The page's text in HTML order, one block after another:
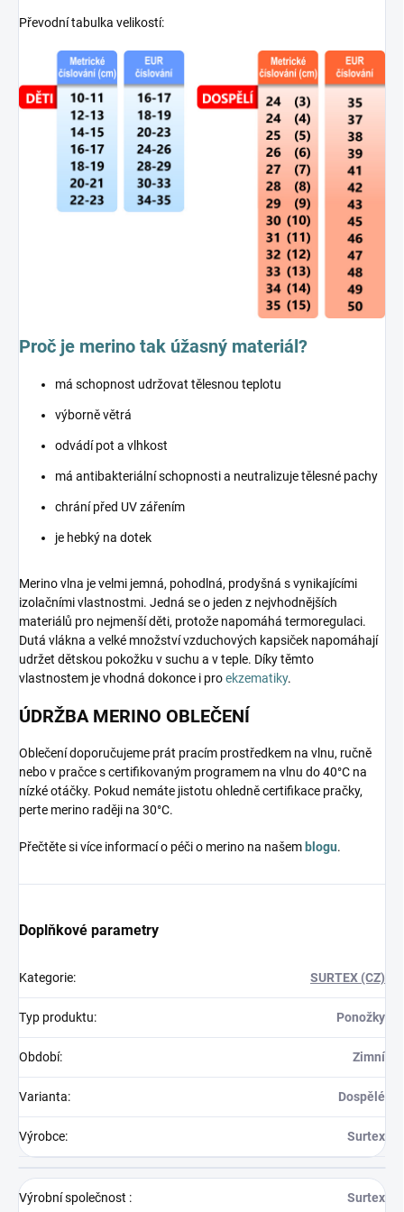
Převodní tabulka velikostí:
Proč je merino tak úžasný materiál?
má schopnost udržovat tělesnou teplotu
výborně větrá
odvádí pot a vlhkost
má antibakteriální schopnosti a neutralizuje tělesné pachy
chrání před UV zářením
je hebký na dotek
Merino vlna je velmi jemná, pohodlná, prodyšná s vynikajícími
izolačními vlastnostmi. Jedná se o jeden z nejvhodnějších
materiálů pro nejmenší děti, protože napomáhá termoregulaci.
Dutá vlákna a velké množství vzduchových kapsiček napomáhají
udržet dětskou pokožku v suchu a v teple. Díky těmto
vlastnostem je vhodná dokonce i proekzematiky.
ÚDRŽBA MERINO OBLEČENÍ
Oblečení doporučujeme prát pracím prostředkem na vlnu, ručně
nebo v pračce s certifikovaným programem na vlnu do 40°C na
nízké otáčky. Pokud nemáte jistotu ohledně certifikace pračky,
perte merino raději na 30°C.
Přečtěte si více informací o péči o merino na našem blogu.
Doplňkové parametry
Kategorie: SURTEX (CZ)
Typ produktu: Ponožky
Období: Zimní
Varianta: Dospělé
Výrobce: Surtex
Výrobní společnost : Surtex